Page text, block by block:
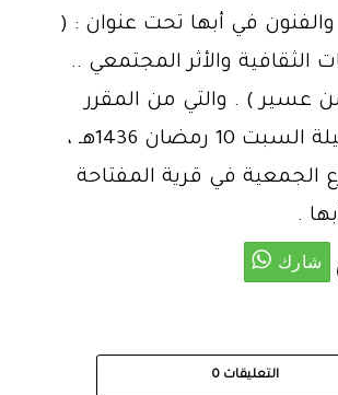
والفنون في أبها تحت عنوان : (
الثقافية والأثر المجتمعي ..
عسير ) . والتي من المقرر
عقدها ليلة السبت 10 رمضان 1436هـ ،
الجمعية في قرية المفتاحة
.
التعليقات 0